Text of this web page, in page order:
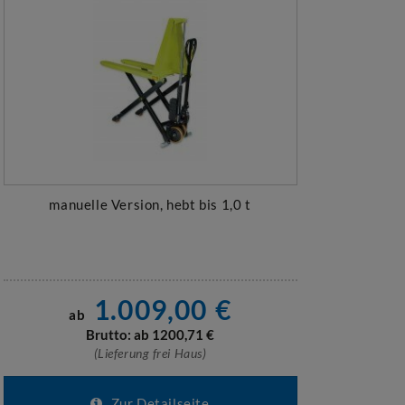
manuelle Version, hebt bis 1,0 t
ab 1.009,00 €
Brutto: ab 1200,71 €
(Lieferung frei Haus)